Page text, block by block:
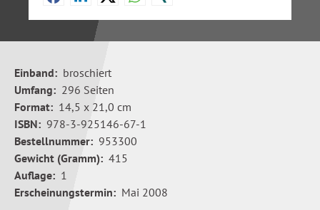
Einband: broschiert
Umfang: 296 Seiten
Format: 14,5 x 21,0 cm
ISBN: 978-3-925146-67-1
Bestellnummer: 953300
Gewicht (Gramm): 415
Auflage: 1
Erscheinungstermin: Mai 2008